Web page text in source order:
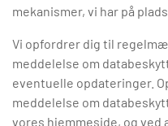
mekanismer, vi har på
Vi opfordrer dig til
meddelelse om
eventuelle opdateringer.
meddelelse om
vores hjemmeside, og